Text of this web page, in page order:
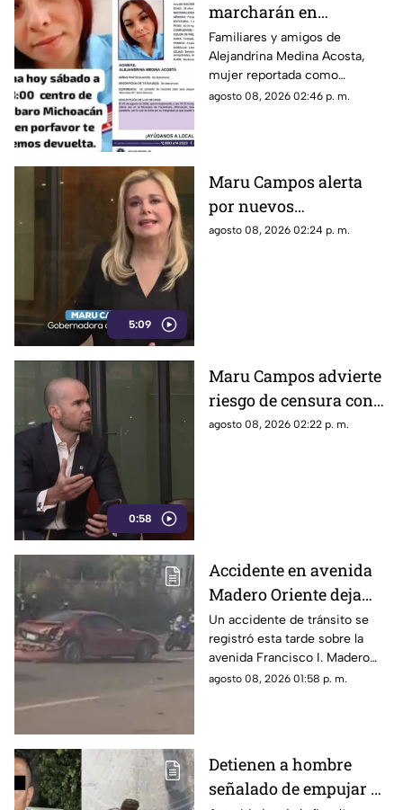
marcharán en
Tacámbaro para exigir
la localización de
Alejandrina Medina
Familiares y amigos de
Alejandrina Medina Acosta,
mujer reportada como
desaparecida en Tacámbaro,
agosto 08, 2026 02:46 p. m.
5:09
Maru Campos alerta
por nuevos
lineamientos: “Podrían
agosto 08, 2026 02:24 p. m.
0:58
Maru Campos advierte
riesgo de censura con
nuevos lineamientos
agosto 08, 2026 02:22 p. m.
Accidente en avenida
Madero Oriente deja
daños materiales en
Morelia
Un accidente de tránsito se
registró esta tarde sobre la
avenida Francisco I. Madero
Oriente, en Morelia, a la altura
agosto 08, 2026 01:58 p. m.
Detienen a hombre
señalado de empujar a